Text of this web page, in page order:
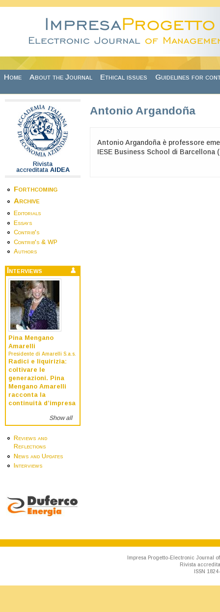
Home About the Journal Ethical issues Guidelines for
Rivista
accreditata AIDEA
Forthcoming
Archive
Editorials
Essays
Contrib's
Contrib's & WP
Authors
Interviews
Pina Mengano
Amarelli
Presidente di Amarelli S.a.s.
Radici e liquirizia:
coltivare le
generazioni. Pina
Mengano Amarelli
racconta la
continuità d’impresa
Show all
Reviews and
Reflections
News and Updates
Interviews
Antonio Argandoña
Antonio Argandoña è professore
IESE Business School di Barcellona
Impresa Progetto-Electronic Journal
Rivista
ISSN